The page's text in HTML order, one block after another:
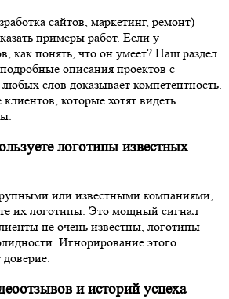
сайтов, маркетинг, ремонт)
примеры работ. Если у
как понять, что он умеет? Наш раздел
описания проектов с
слов доказывает компетентность.
клиентов, которые хотят видеть
логотипы известных
или известными компаниями,
их логотипы. Это мощный сигнал
не очень известны, логотипы
Игнорирование этого
и историй успеха